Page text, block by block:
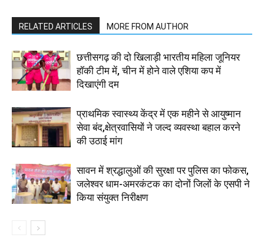
RELATED ARTICLES MORE FROM AUTHOR
छत्तीसगढ़ की दो खिलाड़ी भारतीय महिला जूनियर
हॉकी टीम में, चीन में होने वाले एशिया कप में
दिखाएंगी दम
प्राथमिक स्वास्थ्य केंद्र में एक महीने से आयुष्मान
सेवा बंद,क्षेत्रवासियों ने जल्द व्यवस्था बहाल करने
की उठाई मांग
सावन में श्रद्धालुओं की सुरक्षा पर पुलिस का फोकस,
जलेश्वर धाम-अमरकंटक का दोनों जिलों के एसपी ने
किया संयुक्त निरीक्षण